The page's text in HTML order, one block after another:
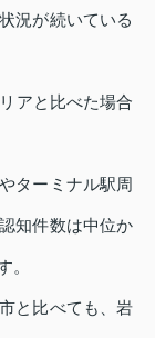
況が続いている
アと比べた場合
ターミナル駅周
知件数は中位か
。
と比べても、岩